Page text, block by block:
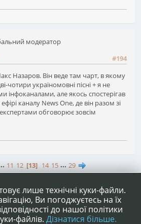
модератор
#194
Назаров. Він веде там чарт, в якому
чотири україномовні пісні + я не
інфоканалами, але якось спостерігав
каналу News One, де він разом зі
обговорює зовсім
11 12 13 14 15 ... 29
лише технічні куки-файли.
Ви погоджуєтесь на їх
до нашої політики
файлів. Дізнатися більше.